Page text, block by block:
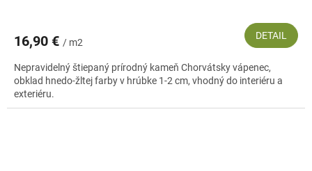
16,90 € / m2
DETAIL
Nepravidelný štiepaný prírodný kameň Chorvátsky vápenec,
obklad hnedo-žltej farby v hrúbke 1-2 cm, vhodný do interiéru a
exteriéru.